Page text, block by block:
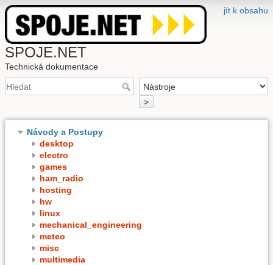
jít k obsahu
SPOJE.NET
Technická dokumentace
>
Návody a Postupy
desktop
electro
games
ham_radio
hosting
hw
linux
mechanical_engineering
meteo
misc
multimedia